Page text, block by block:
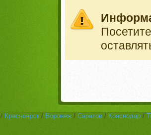
/ Красноярск / Воронеж / Саратов / Краснодар /